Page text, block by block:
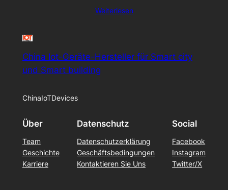
Weiterlesen
China Iot-Geräte-Hersteller für Smart city
und Smart building
ChinaIoTDevices
Über
Team
Geschichte
Karriere
Datenschutz
Datenschutzerklärung
Geschäftsbedingungen
Kontaktieren Sie Uns
Social
Facebook
Instagram
Twitter/X